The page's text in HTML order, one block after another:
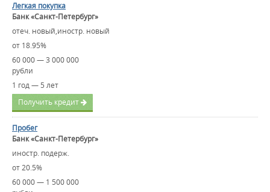
Легкая покупка
Банк «Санкт-Петербург»
отеч. новый,иностр. новый
от 18.95%
60 000 — 3 000 000
рубли
1 год — 5 лет
Получить кредит
Пробег
Банк «Санкт-Петербург»
иностр. подерж.
от 20.5%
60 000 — 1 500 000